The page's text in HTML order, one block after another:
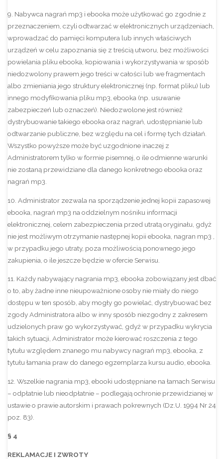
9. Nabywca nagrań mp3 i ebooka może użytkować go zgodnie z
przeznaczeniem, czyli odtwarzać w elektronicznych urządzeniach,
wprowadzać do pamięci komputera lub innych właściwych
urządzeń w celu zapoznania się z treścią utworu, bez możliwości
powielania pliku ebooka, kopiowania i wykorzystywania w sposób
niedozwolony prawem jego treści w całości lub we fragmentach
albo zmieniania jego struktury elektronicznej (np. format pliku) lub
innego modyfikowania pliku mp3, ebooka (np. usuwanie
zabezpieczeń lub oznaczeń). Niedozwolone jest również
dystrybuowanie takiego ebooka oraz nagrań, udostępnianie lub
odtwarzanie publiczne, bez względu na cel i formę tych działań.
Wszystko powyższe może być uzgodnione inaczej z
Administratorem tylko w formie pisemnej, o ile odmienne warunki
nie zostaną przewidziane dla danego konkretnego ebooka oraz
nagrań mp3.
10. Administrator zezwala na sporządzenie jednej kopii zapasowej
ebooka, nagrań mp3 na oddzielnym nośniku informacji
elektronicznej, celem zabezpieczenia przed utratą oryginału, gdyż
nie jest możliwym otrzymanie następnej kopii ebooka, nagran mp3 ,
w przypadku jego utraty, poza możliwością ponownego jego
zakupienia, o ile jeszcze będzie w ofercie Serwisu.
11. Każdy nabywający nagrania mp3, ebooka zobowiązany jest dbać
o to, aby żadne inne nieupoważnione osoby nie miały do niego
dostępu w ten sposób, aby mogły go powielać, dystrybuować bez
zgody Administratora albo w inny sposób niezgodny z zakresem
udzielonych praw go wykorzystywać, gdyż w przypadku wykrycia
takich sytuacji, Administrator może kierować roszczenia z tego
tytułu względem znanego mu nabywcy nagrań mp3, ebooka, z
tytułu łamania praw do danego egzemplarza kursu audio, ebooka.
12. Wszelkie nagrania mp3, ebooki udostępniane na łamach Serwisu
– odpłatnie lub nieodpłatnie – podlegają ochronie przewidzianej w
ustawie o prawie autorskim i prawach pokrewnych (Dz.U. 1994 Nr 24
poz. 83).
§ 4
REKLAMACJE I ZWROTY